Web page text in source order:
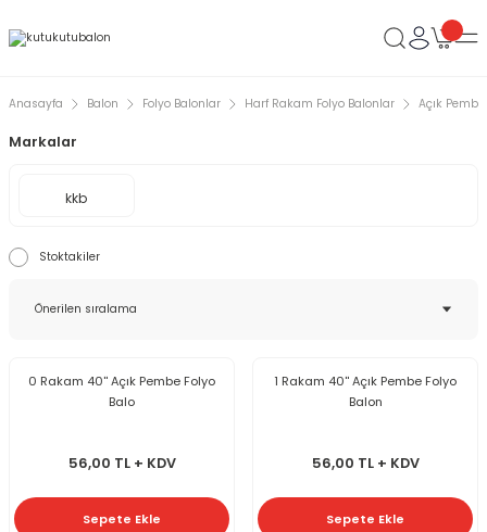
Anasayfa Balon Folyo Balonlar Harf Rakam Folyo Balonlar Açık
Markalar
kkb
Stoktakiler
0 Rakam 40'' Açık Pembe Folyo
Balo
56,00 TL + KDV
Sepete Ekle
1 Rakam 40'' Açık Pembe Folyo
Balon
56,00 TL + KDV
Sepete Ekle